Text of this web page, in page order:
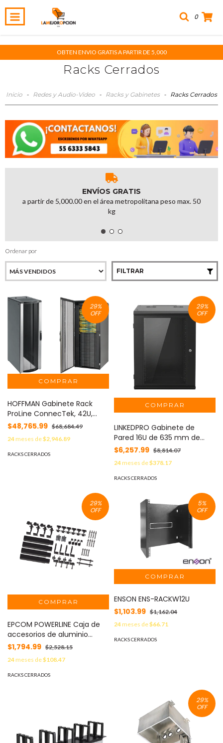
0
OBTEN ENVIO GRATIS A PARTIR DE 5,000
Racks Cerrados
Inicio - Redes y Audio-Video - Racks y Gabinetes - Racks Cerrados
ENVÍOS GRATIS
a partir de 5,000.00 en el área metropolitana peso max. 50
kg
Ordenar por
FILTRAR
29%
OFF
HOFFMAN Gabinete Rack
ProLine ConnecTek, 42U,
2000x800x1200mm, Acero,
Negro RAL 9005, Con Paneles
Laterales, Gestión de
Cableado Frontal y Trasera
$48,765.99 $68,684.49
24meses de$2,946.89
RACKS CERRADOS
29%
OFF
LINKEDPRO Gabinete de
Pared 16U de 635 mm de
Profundidad, Rack de 19 in en
Acero Reforzado: Compacto
y Resistente para Soluciones
Profesionales MOD:
$6,257.99 $8,814.07
24meses de$378.17
RACKS CERRADOS
29%
OFF
EPCOM POWERLINE Caja de
accesorios de aluminio
negro anodizado para
montaje VEKTOR8BLK ,
arreglo 1X4 para techo MOD:
EPL-AMO011X4-STBLK
$1,794.99 $2,528.15
24meses de$108.47
RACKS CERRADOS
5%
OFF
ENSON ENS-RACKW12U
$1,103.99 $1,162.04
24meses de$66.71
RACKS CERRADOS
29%
OFF